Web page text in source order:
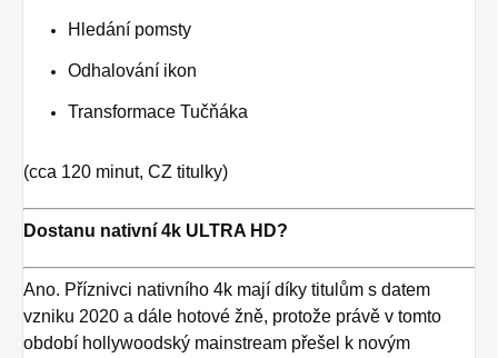
Hledání pomsty
Odhalování ikon
Transformace Tučňáka
(cca 120 minut, CZ titulky)
Dostanu nativní 4k ULTRA HD?
Ano. Příznivci nativního 4k mají díky titulům s datem
vzniku 2020 a dále hotové žně, protože právě v tomto
období hollywoodský mainstream přešel k novým